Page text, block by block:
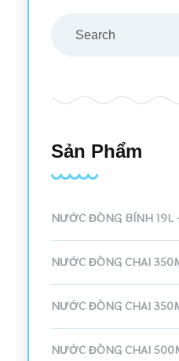
Sản Phẩm
NƯỚC ĐÓNG BÌNH 19L
NƯỚC ĐÓNG CHAI
NƯỚC ĐÓNG CHAI
NƯỚC ĐÓNG CHAI